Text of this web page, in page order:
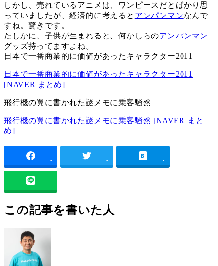
しかし、売れているアニメは、ワンピースだとばかり思
っていましたが、経済的に考えると アンパンマンなんで
すね。驚きです。
たしかに、子供が生まれると、何かしらのアンパンマン
グッズ持ってますよね。
日本で一番商業的に価値があったキャラクター2011
日本で一番商業的に価値があったキャラクター2011
[NAVER まとめ]
飛行機の翼に書かれた謎メモに乗客騒然
飛行機の翼に書かれた謎メモに乗客騒然 [NAVER まと
め]
- - -
この記事を書いた人